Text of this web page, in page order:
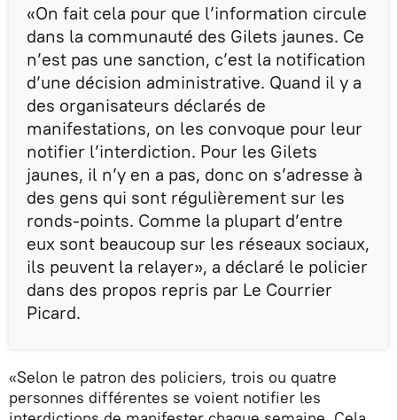
«On fait cela pour que l’information circule
dans la communauté des Gilets jaunes. Ce
n’est pas une sanction, c’est la notification
d’une décision administrative. Quand il y a
des organisateurs déclarés de
manifestations, on les convoque pour leur
notifier l’interdiction. Pour les Gilets
jaunes, il n’y en a pas, donc on s’adresse à
des gens qui sont régulièrement sur les
ronds-points. Comme la plupart d’entre
eux sont beaucoup sur les réseaux sociaux,
ils peuvent la relayer», a déclaré le policier
dans des propos repris par Le Courrier
Picard.
«Selon le patron des policiers, trois ou quatre
personnes différentes se voient notifier les